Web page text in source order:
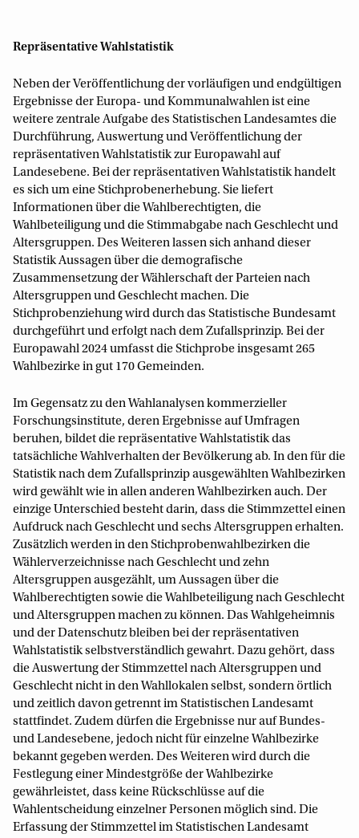
Repräsentative Wahlstatistik
Neben der Veröffentlichung der vorläufigen und endgültigen
Ergebnisse der Europa- und Kommunalwahlen ist eine
weitere zentrale Aufgabe des Statistischen Landesamtes die
Durchführung, Auswertung und Veröffentlichung der
repräsentativen Wahlstatistik zur Europawahl auf
Landesebene. Bei der repräsentativen Wahlstatistik handelt
es sich um eine Stichprobenerhebung. Sie liefert
Informationen über die Wahlberechtigten, die
Wahlbeteiligung und die Stimmabgabe nach Geschlecht und
Altersgruppen. Des Weiteren lassen sich anhand dieser
Statistik Aussagen über die demografische
Zusammensetzung der Wählerschaft der Parteien nach
Altersgruppen und Geschlecht machen. Die
Stichprobenziehung wird durch das Statistische Bundesamt
durchgeführt und erfolgt nach dem Zufallsprinzip. Bei der
Europawahl 2024 umfasst die Stichprobe insgesamt 265
Wahlbezirke in gut 170 Gemeinden.
Im Gegensatz zu den Wahlanalysen kommerzieller
Forschungsinstitute, deren Ergebnisse auf Umfragen
beruhen, bildet die repräsentative Wahlstatistik das
tatsächliche Wahlverhalten der Bevölkerung ab. In den für die
Statistik nach dem Zufallsprinzip ausgewählten Wahlbezirken
wird gewählt wie in allen anderen Wahlbezirken auch. Der
einzige Unterschied besteht darin, dass die Stimmzettel einen
Aufdruck nach Geschlecht und sechs Altersgruppen erhalten.
Zusätzlich werden in den Stichprobenwahlbezirken die
Wählerverzeichnisse nach Geschlecht und zehn
Altersgruppen ausgezählt, um Aussagen über die
Wahlberechtigten sowie die Wahlbeteiligung nach Geschlecht
und Altersgruppen machen zu können. Das Wahlgeheimnis
und der Datenschutz bleiben bei der repräsentativen
Wahlstatistik selbstverständlich gewahrt. Dazu gehört, dass
die Auswertung der Stimmzettel nach Altersgruppen und
Geschlecht nicht in den Wahllokalen selbst, sondern örtlich
und zeitlich davon getrennt im Statistischen Landesamt
stattfindet. Zudem dürfen die Ergebnisse nur auf Bundes-
und Landesebene, jedoch nicht für einzelne Wahlbezirke
bekannt gegeben werden. Des Weiteren wird durch die
Festlegung einer Mindestgröße der Wahlbezirke
gewährleistet, dass keine Rückschlüsse auf die
Wahlentscheidung einzelner Personen möglich sind. Die
Erfassung der Stimmzettel im Statistischen Landesamt